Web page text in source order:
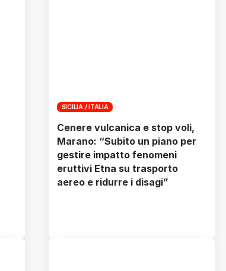
SICILIA / ITALIA
Cenere vulcanica e stop voli,
Marano: “Subito un piano per
gestire impatto fenomeni
eruttivi Etna su trasporto
aereo e ridurre i disagi”